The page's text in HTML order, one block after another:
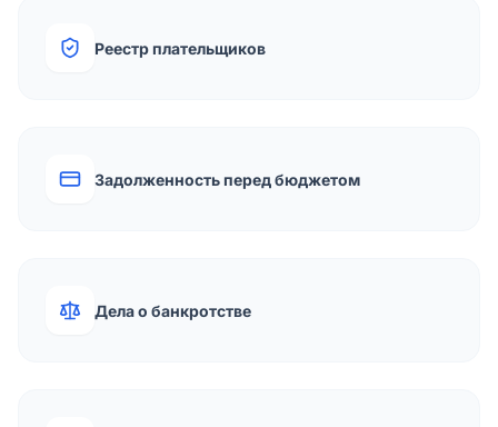
Реестр плательщиков
Задолженность перед бюджетом
Дела о банкротстве